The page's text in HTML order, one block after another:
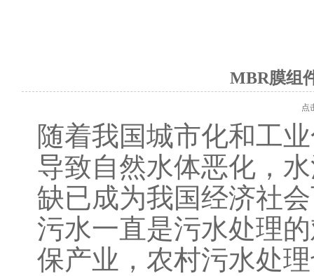
MBR膜组
点
随着我国城市化和工
导致自然水体恶化，
缺已成为我国经济社
污水一直是污水处理
保产业，农村污水处